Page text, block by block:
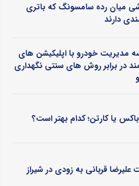
میان رده سامسونگ که باتری
دارند
مدیریت خودرو با اپلیکیشن های
در برابر روش های سنتی نگهداری
یا کارتن؛ کدام بهتر است؟
علیرضا قربانی به زودی در شیراز